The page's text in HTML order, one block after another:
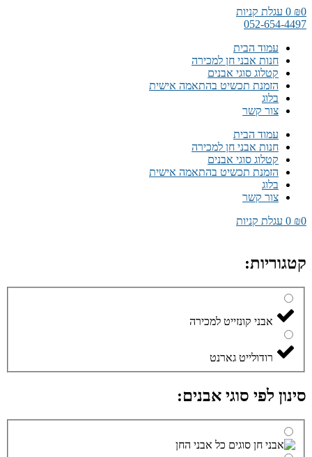
דלג
לתוכן
₪0
0 עגלת קניות
052-654-4497
עמוד הבית
חנות אבני חן למכירה
קטלוג סוגי אבנים
הזמנת תכשיט בהתאמה אישית
בלוג
צור קשר
עמוד הבית
חנות אבני חן למכירה
קטלוג סוגי אבנים
הזמנת תכשיט בהתאמה אישית
בלוג
צור קשר
₪0
0 עגלת קניות
קטגוריות:
אבני קונזייט למכירה
רודולייט גארנט
סינון לפי סוגי אבנים:
כל אבני החן